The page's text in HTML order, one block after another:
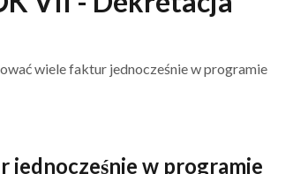
wiele faktur jednocześnie w programie
jednocześnie w programie